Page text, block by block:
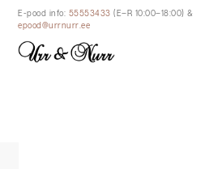
E-pood info: 55553433 (E–R 10:00–18:00) &
epood@urrnurr.ee